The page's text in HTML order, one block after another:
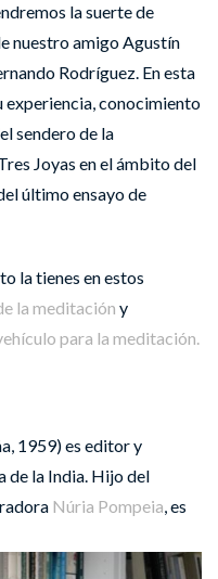
la suerte de
nuestro amigo Agustín
Rodríguez. En esta
experiencia, conocimiento
sendero de la
Joyas en el ámbito del
último ensayo de
la tienes en estos
la meditación y
para la meditación.
1959) es editor y
de la India. Hijo del
Núria Pompeia, es